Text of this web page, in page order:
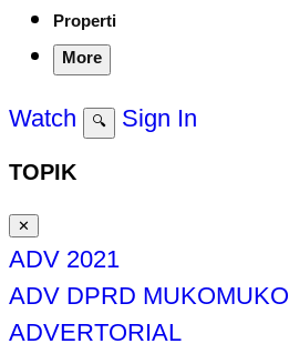
Properti
More
Watch 🔍 Sign In
TOPIK
✕
ADV 2021
ADV DPRD MUKOMUKO
ADVERTORIAL